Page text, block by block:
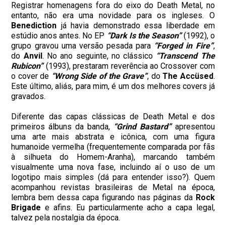
Registrar homenagens fora do eixo do Death Metal, no
entanto, não era uma novidade para os ingleses. O
Benediction já havia demonstrado essa liberdade em
estúdio anos antes. No EP “Dark Is the Season”(1992), o
grupo gravou uma versão pesada para “Forged in Fire”,
do Anvil. No ano seguinte, no clássico “Transcend The
Rubicon”(1993), prestaram reverência ao Crossover com
o cover de “Wrong Side of the Grave”, doThe Accüsed.
Este último, aliás, para mim, é um dos melhores covers já
gravados.
Diferente das capas clássicas de Death Metal e dos
primeiros álbuns da banda, “Grind Bastard”apresentou
uma arte mais abstrata e icônica, com uma figura
humanoide vermelha (frequentemente comparada por fãs
à silhueta do Homem-Aranha), marcando também
visualmente uma nova fase, incluindo aí o uso de um
logotipo mais simples (dá para entender isso?). Quem
acompanhou revistas brasileiras de Metal na época,
lembra bem dessa capa figurando nas páginas da Rock
Brigade e afins. Eu particularmente acho a capa legal,
talvez pela nostalgia da época.